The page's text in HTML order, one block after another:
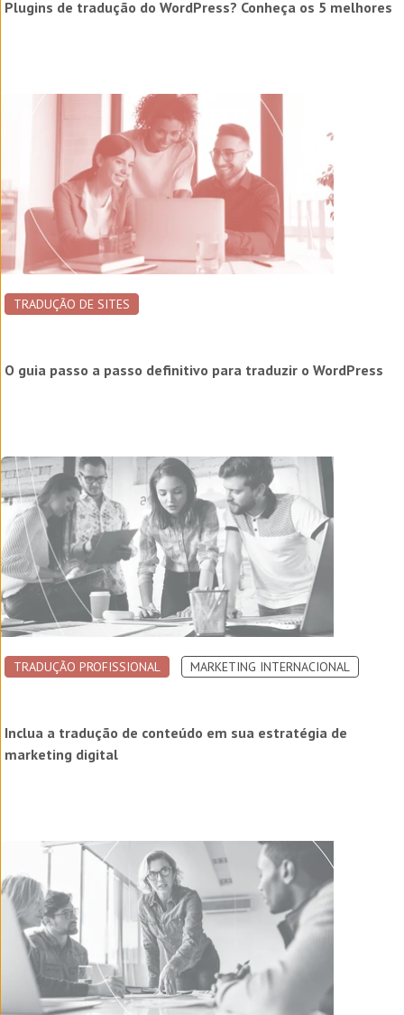
Plugins de tradução do WordPress? Conheça os 5 melhores
TRADUÇÃO DE SITES
O guia passo a passo definitivo para traduzir o WordPress
TRADUÇÃO PROFISSIONAL MARKETING INTERNACIONAL
Inclua a tradução de conteúdo em sua estratégia de
marketing digital